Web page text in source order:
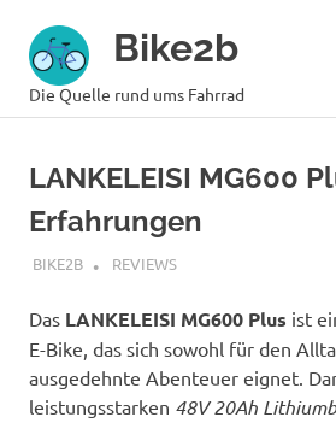
Inhalt
springen
Bike2b
Die Quelle rund ums Fahrrad
LANKELEISI MG600
Erfahrungen
SEPTEMBER 16, 2024
BIKE2B REVIEWS
Das LANKELEISI MG600 Plus ist
E-Bike, das sich sowohl für den
ausgedehnte Abenteuer eignet.
leistungsstarken 48V 20Ah